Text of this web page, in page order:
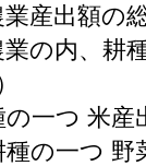
業産出額の
業の内、耕
の一つ 米産
種の一つ